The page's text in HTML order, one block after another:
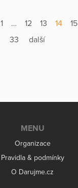
1 … 12 13 14 15
33
další
MENU
Organizace
Pravidla & podmínky
O Darujme.cz